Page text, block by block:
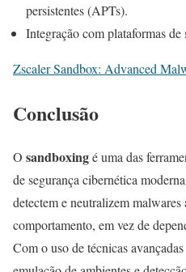
persistentes (APTs).
Integração com plataformas de
Zscaler Sandbox: Advanced
Conclusão
O sandboxingé uma das
de segurança cibernética
detectem e neutralizem malwares
comportamento, em vez de
Com o uso de técnicas